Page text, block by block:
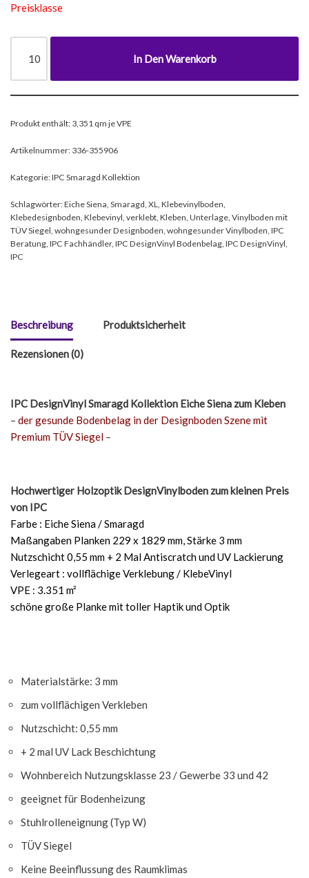
Preisklasse
In Den Warenkorb
Produkt enthält: 3,351 qm je VPE
Artikelnummer: 336-355906
Kategorie:IPC Smaragd Kollektion
Schlagwörter:Eiche Siena Smaragd XL Klebevinylboden
Klebedesignboden Klebevinyl verklebt Kleben Unterlage Vinylboden mit
TÜV Siegel wohngesunder Designboden wohngesunder Vinylboden IPC
Beratung IPC Fachhändler, IPC DesignVinyl Bodenbelag IPC DesignVinyl
IPC
Beschreibung Produktsicherheit
Rezensionen (0)
IPC DesignVinyl Smaragd Kollektion Eiche Siena zum Kleben
– der gesunde Bodenbelag in der Designboden Szene mit
Premium TÜV Siegel –
Hochwertiger Holzoptik DesignVinylboden zum kleinen Preis
von IPC
Farbe : Eiche Siena / Smaragd
Maßangaben Planken 229 x 1829 mm, Stärke 3 mm
Nutzschicht 0,55 mm + 2 Mal Antiscratch und UV Lackierung
Verlegeart : vollflächige Verklebung / KlebeVinyl
VPE : 3.351 m²
schöne große Planke mit toller Haptik und Optik
Materialstärke: 3 mm
zum vollflächigen Verkleben
Nutzschicht: 0,55 mm
+ 2 mal UV Lack Beschichtung
Wohnbereich Nutzungsklasse 23 / Gewerbe 33 und 42
geeignet für Bodenheizung
Stuhlrolleneignung (Typ W)
TÜV Siegel
Keine Beeinflussung des Raumklimas